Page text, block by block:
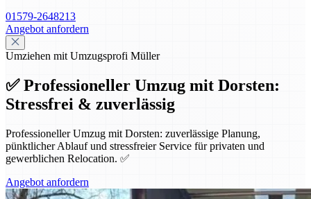
01579-2648213
Angebot anfordern
Umziehen mit Umzugsprofi Müller
✅ Professioneller Umzug mit Dorsten:
Stressfrei & zuverlässig
Professioneller Umzug mit Dorsten: zuverlässige Planung,
pünktlicher Ablauf und stressfreier Service für privaten und
gewerblichen Relocation. ✅
Angebot anfordern